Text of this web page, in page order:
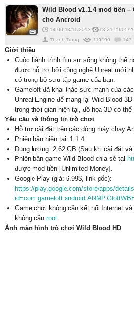
Wild Blood v1.1.4 mod tiền –
cho Android
14:00 13/11/2013 18:21 29/05/
Thanh Trung
115266 147
Giới thiệu
Cuộc hành trình tìm sự sống không thể
được hỗ trợ bởi công nghệ Unreal mới
có trong bộ sưu tập game của bạn.
Gameloft đã khai thác sức mạnh của
Unreal Engine để mang lại Wild Blood
trong thời gian hiện tại, đồ họa 3D có thể
Yêu cầu và thông tin trò chơi
Hỗ trợ cài đặt trên các dòng máy chạy
Phiên bản hiện tại: 1.1.4.
Dung lượng: 2.62 GB (Sau khi cài đặt
Phiên bản game Wild Blood chia sẻ tại
được mod tiền [Unlimited Money].
Google Play (giá: 6.99$, link gốc):
https://play.google.com/store/apps/
Game chơi không cần kết nối Internet và
không cần root.
Ảnh màn hình trò chơi Wild Blood HD